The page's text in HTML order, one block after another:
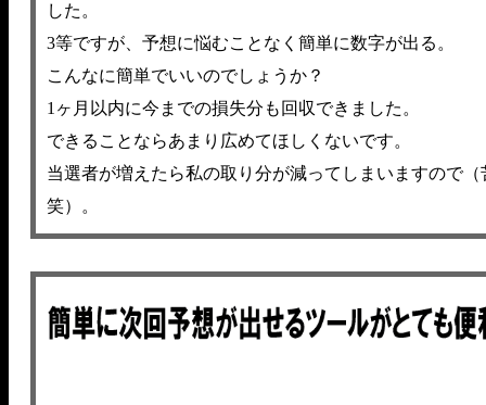
した。
3等ですが、予想に悩むことなく簡単に数字が出る。
こんなに簡単でいいのでしょうか？
1ヶ月以内に今までの損失分も回収できました。
できることならあまり広めてほしくないです。
当選者が増えたら私の取り分が減ってしまいますので（
笑）。